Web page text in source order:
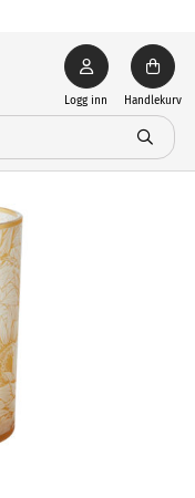
Logg inn Handlekurv